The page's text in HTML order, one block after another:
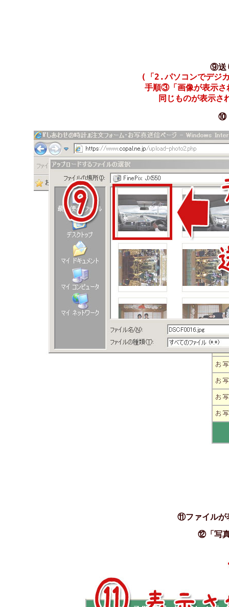
⑨送
(「2.パソコンでデジ
手順③「画像が表示さ
同じものが表示さ
⑩
⑪ファイルが
⑫「写